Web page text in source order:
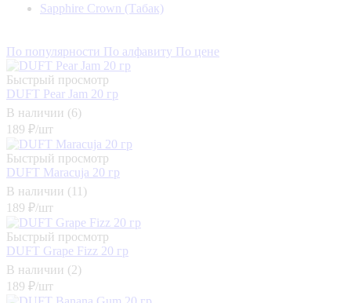
Sapphire Crown (Табак)
По популярности По алфавиту По цене
Быстрый просмотр
DUFT Pear Jam 20 гр
В наличии (6)
189 ₽/шт
Быстрый просмотр
DUFT Maracuja 20 гр
В наличии (11)
189 ₽/шт
Быстрый просмотр
DUFT Grape Fizz 20 гр
В наличии (2)
189 ₽/шт